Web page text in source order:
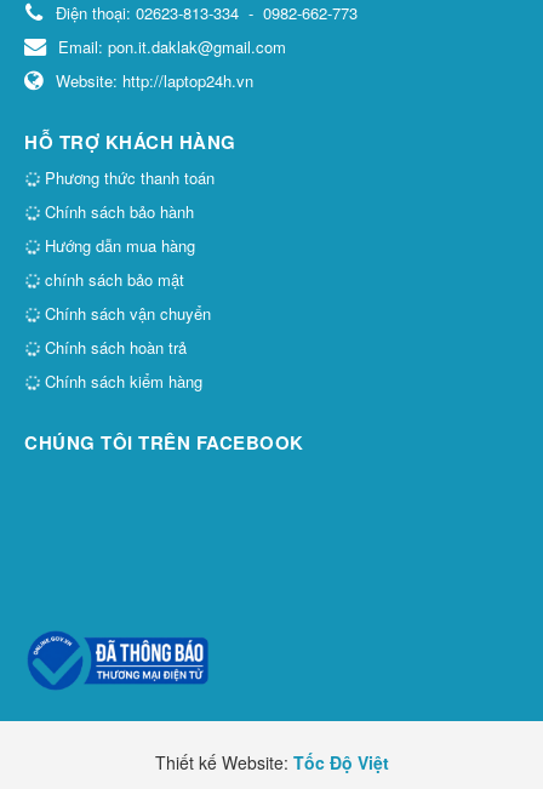
Điện thoại: 02623-813-334 - 0982-662-773
Email: pon.it.daklak@gmail.com
Website: http://laptop24h.vn
HỖ TRỢ KHÁCH HÀNG
Phương thức thanh toán
Chính sách bảo hành
Hướng dẫn mua hàng
chính sách bảo mật
Chính sách vận chuyển
Chính sách hoàn trả
Chính sách kiểm hàng
CHÚNG TÔI TRÊN FACEBOOK
Thiết kế Website: Tốc Độ Việt